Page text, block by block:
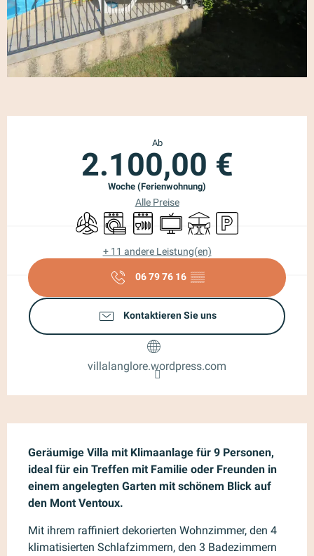
Ab
2.100,00 €
Woche (Ferienwohnung)
Alle Preise
Klimaanlage
Waschmaschine
Geschirrspülmaschine
FernsehenTerrasseParkplatz
+ 11 andere Leistung(en)
06 79 76 16 ▒▒
Kontaktieren Sie uns
villalanglore.wordpress.com
Geräumige Villa mit Klimaanlage für 9 Personen,
ideal für ein Treffen mit Familie oder Freunden in
einem angelegten Garten mit schönem Blick auf
den Mont Ventoux.
Mit ihrem raffiniert dekorierten Wohnzimmer, den 4
klimatisierten Schlafzimmern, den 3 Badezimmern